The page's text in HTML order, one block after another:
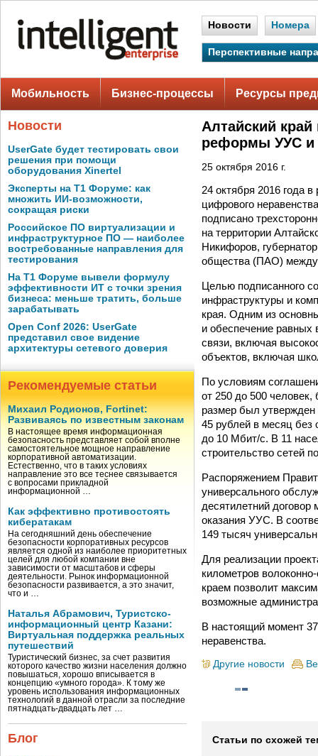
Новости Номера
Перспективные
Мобильность Бизнес-процессы Ресурсы
Новости
UserGate будет тестировать свои
решения при помощи
оборудования Xinertel
Эксперты на Т1 Форуме: как
множить ИИ-возможности,
сокращая риски
Российское ПО виртуализации и
инфраструктурное ПО — наиболее
востребованные направления для
тестирования
На Т1 Форуме вывели формулу
эффективности ИТ с точки зрения
бизнеса: меньше тратить, больше
зарабатывать
Open Conf 2026: UserGate
представил свое видение
архитектуры сетевого доверия
Рекомендуемые статьи
Михаил Родионов, Fortinet:
Развиваясь по известным законам
В настоящее время информационная
безопасность представляет собой вполне
самостоятельное мощное направление
корпоративной автоматизации.
Естественно, что в таких условиях
направление это все теснее связывается
с вопросами прикладной
информационной …
Как эффективно противостоять
кибератакам
На сегодняшний день обеспечение
безопасности корпоративных ресурсов
является одной из наиболее приоритетных
целей для любой компании вне
зависимости от масштабов и сферы
деятельности. Рынок информационной
безопасности развивается, а это значит,
что и …
Наталья Абрамович, Туристско-
информационный центр Казани:
Виртуальная поддержка реальных
путешествий
Туристический бизнес, за счет развития
которого качество жизни населения должно
повышаться, хорошо вписывается в
концепцию «умного города». К тому же
уровень использования информационных
технологий в данной отрасли за последние
пятнадцать-двадцать лет …
Блог
Алтайский
реформы УУС и
25 октября 2016 г.
24 октября 2016 года
цифрового
подписано
на территории
Никифоров,
общества (ПАО)
Целью подписанного
инфраструктуры и
края. Одним из
и обеспечение равных
связи, включая
объектов, включая
По условиям
от 250 до 500 человек,
размер был
45 рублей в месяц без
до 10 Мбит/с. В 11
строительство сетей
Распоряжением
универсального
десятилетний
оказания УУС. В
149 тысяч
Для реализации
километров
краем позволит
возможные
В настоящий момент
неравенства.
Другие новости
Статьи по схожей